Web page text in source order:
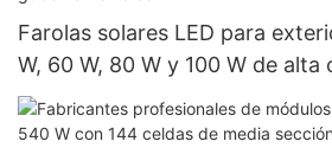
Farolas solares LED para
W, 60 W, 80 W y 100 W de alta
Foxtech para proyectos